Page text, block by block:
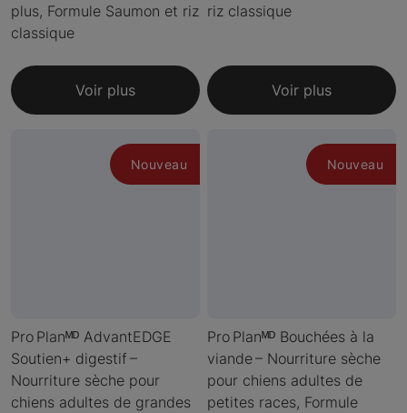
plus, Formule Saumon et riz
classique
Voir plus
riz classique
Voir plus
Nouveau
Pro Planᴹᴰ AdvantEDGE
Soutien+ digestif –
Nourriture sèche pour
chiens adultes de grandes
Nouveau
Pro Planᴹᴰ Bouchées à la
viande – Nourriture sèche
pour chiens adultes de
petites races, Formule